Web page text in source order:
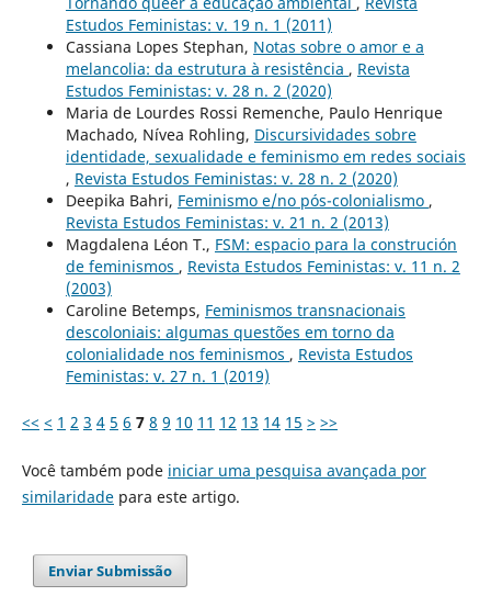
Estudos Feministas: v. 19 n. 1 (2011)
Cassiana Lopes Stephan, Notas sobre o amor e a
melancolia: da estrutura à resistência , Revista
Estudos Feministas: v. 28 n. 2 (2020)
Maria de Lourdes Rossi Remenche, Paulo Henrique
Machado, Nívea Rohling, Discursividades sobre
identidade, sexualidade e feminismo em redes sociais
, Revista Estudos Feministas: v. 28 n. 2 (2020)
Deepika Bahri, Feminismo e/no pós-colonialismo ,
Revista Estudos Feministas: v. 21 n. 2 (2013)
Magdalena Léon T., FSM: espacio para la construción
de feminismos , Revista Estudos Feministas: v. 11 n. 2
(2003)
Caroline Betemps, Feminismos transnacionais
descoloniais: algumas questões em torno da
colonialidade nos feminismos , Revista Estudos
Feministas: v. 27 n. 1 (2019)
<< < 1 2 3 4 5 6 7 8 9 10 11 12 13 14 15 > >>
Você também pode iniciar uma pesquisa avançada por
similaridadepara este artigo.
Enviar Submissão